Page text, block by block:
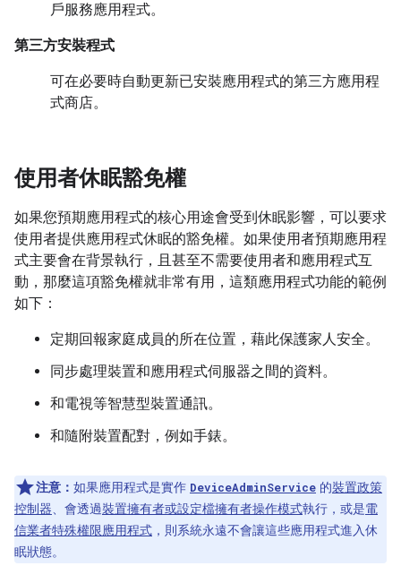
戶服務應用程式。
第三方安裝程式
可在必要時自動更新已安裝應用程式的第三方應用程
式商店。
使用者休眠豁免權
如果您預期應用程式的核心用途會受到休眠影響，可以要求
使用者提供應用程式休眠的豁免權。如果使用者預期應用程
式主要會在背景執行，且甚至不需要使用者和應用程式互
動，那麼這項豁免權就非常有用，這類應用程式功能的範例
如下：
定期回報家庭成員的所在位置，藉此保護家人安全。
同步處理裝置和應用程式伺服器之間的資料。
和電視等智慧型裝置通訊。
和隨附裝置配對，例如手錶。
注意： 如果應用程式是實作 DeviceAdminService 的裝置政策
控制器、會透過裝置擁有者或設定檔擁有者操作模式執行，或是電
信業者特殊權限應用程式 ，則系統永遠不會讓這些應用程式進入休
眠狀態。